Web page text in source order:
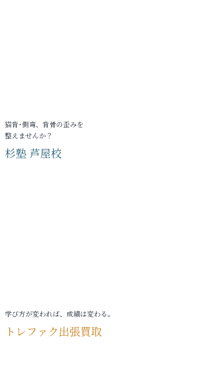
猫背･側弯、背骨の歪みを
整えませんか？
杉塾 芦屋校
学び方が変われば、成績は変わる。
トレファク出張買取